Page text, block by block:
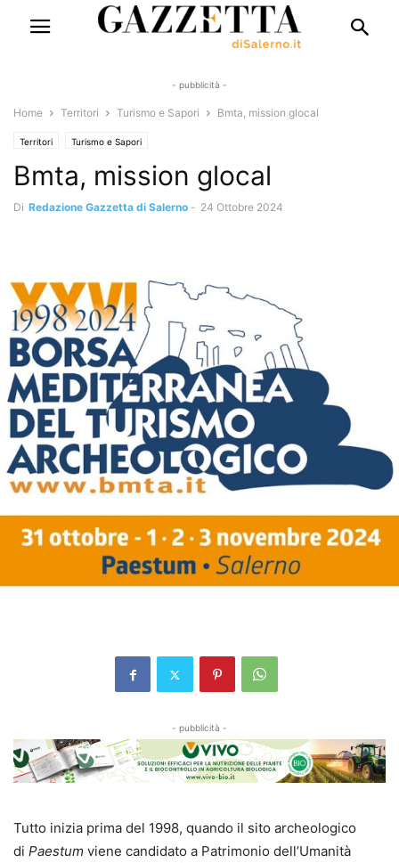
- pubblicità -
Home Territori Turismo e Sapori Bmta, mission glocal
Territori Turismo e Sapori
Bmta, mission glocal
Di Redazione Gazzetta di Salerno - 24 Ottobre 2024
- pubblicità -
Tutto inizia prima del 1998, quando il sito archeologico
di Paestum viene candidato a Patrimonio dell’Umanità